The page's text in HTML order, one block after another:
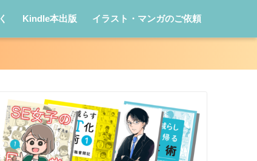
Kindle本出版 イラスト・マンガのご依頼